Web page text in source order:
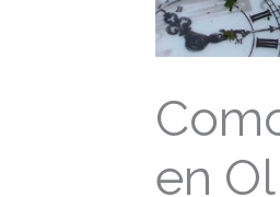
en